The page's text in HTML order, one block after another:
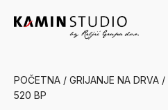
POČETNA / GRIJANJE NA DRVA /
520 BP